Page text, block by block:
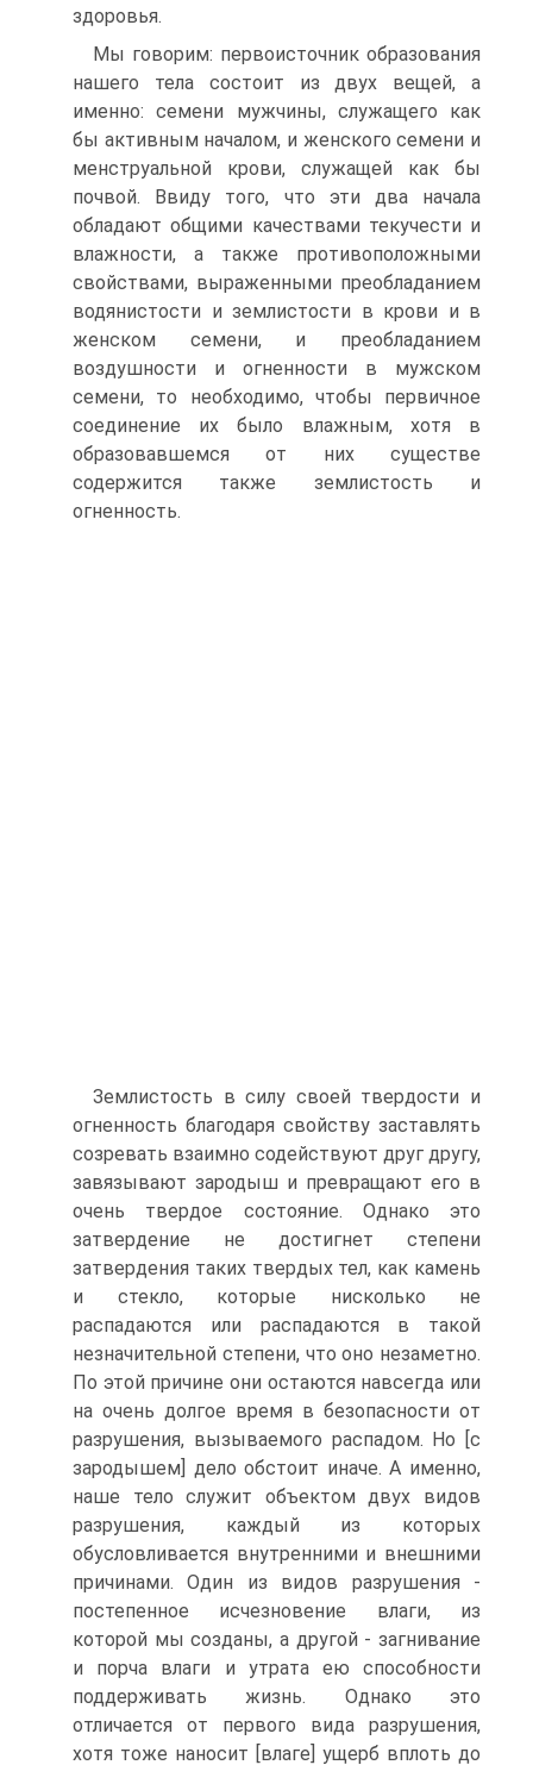
здоровья.
Мы говорим: первоисточник образования
нашего тела состоит из двух вещей, а
именно: семени мужчины, служащего как
бы активным началом, и женского семени и
менструальной крови, служащей как бы
почвой. Ввиду того, что эти два начала
обладают общими качествами текучести и
влажности, а также противоположными
свойствами, выраженными преобладанием
водянистости и землистости в крови и в
женском семени, и преобладанием
воздушности и огненности в мужском
семени, то необходимо, чтобы первичное
соединение их было влажным, хотя в
образовавшемся от них существе
содержится также землистость и
огненность.
Землистость в силу своей твердости и
огненность благодаря свойству заставлять
созревать взаимно содействуют друг другу,
завязывают зародыш и превращают его в
очень твердое состояние. Однако это
затвердение не достигнет степени
затвердения таких твердых тел, как камень
и стекло, которые нисколько не
распадаются или распадаются в такой
незначительной степени, что оно незаметно.
По этой причине они остаются навсегда или
на очень долгое время в безопасности от
разрушения, вызываемого распадом. Но [с
зародышем] дело обстоит иначе. А именно,
наше тело служит объектом двух видов
разрушения, каждый из которых
обусловливается внутренними и внешними
причинами. Один из видов разрушения -
постепенное исчезновение влаги, из
которой мы созданы, а другой - загнивание
и порча влаги и утрата ею способности
поддерживать жизнь. Однако это
отличается от первого вида разрушения,
хотя тоже наносит [влаге] ущерб вплоть до